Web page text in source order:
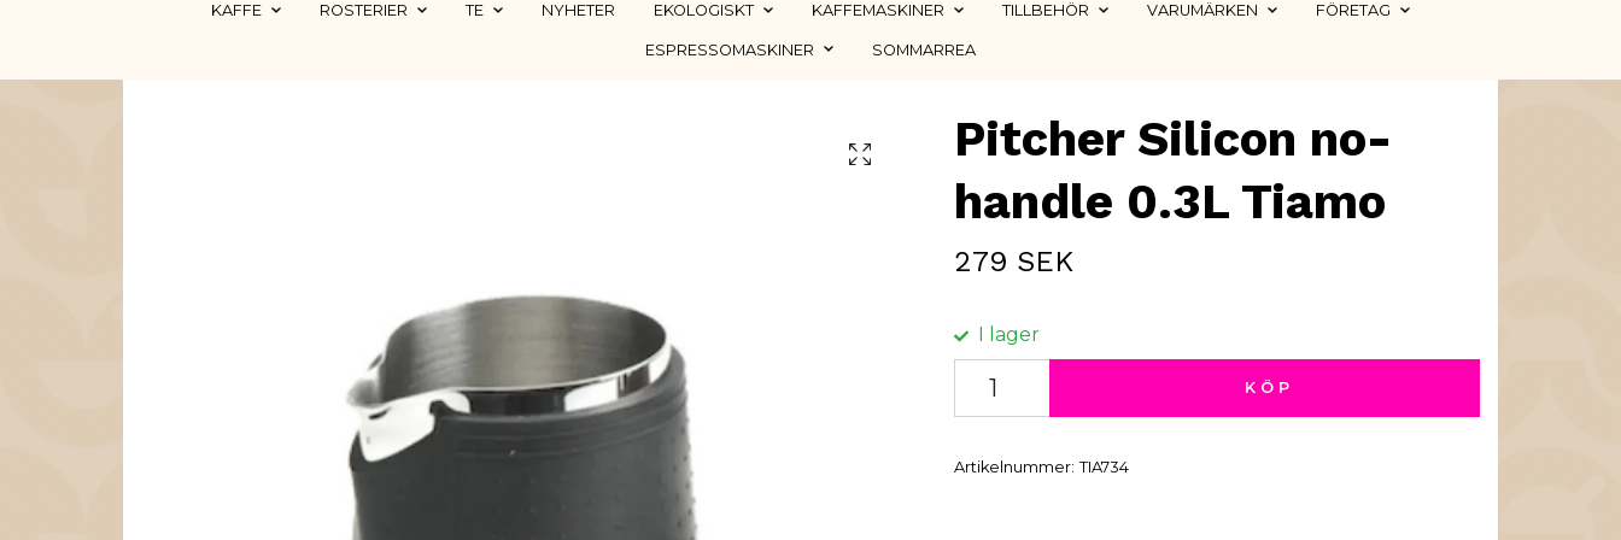
KAFFE ROSTERIER TE NYHETER EKOLOGISKT KAFFEMASKINER TILLBEHÖR VARUMÄRKEN FÖRETAG
ESPRESSOMASKINER SOMMARREA
Pitcher Silicon no-
handle 0.3L Tiamo
279 SEK
I lager
KÖP
Artikelnummer: TIA734